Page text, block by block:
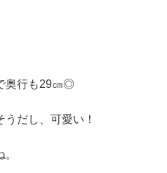
奥行も29㎝◎
だし、可愛い！